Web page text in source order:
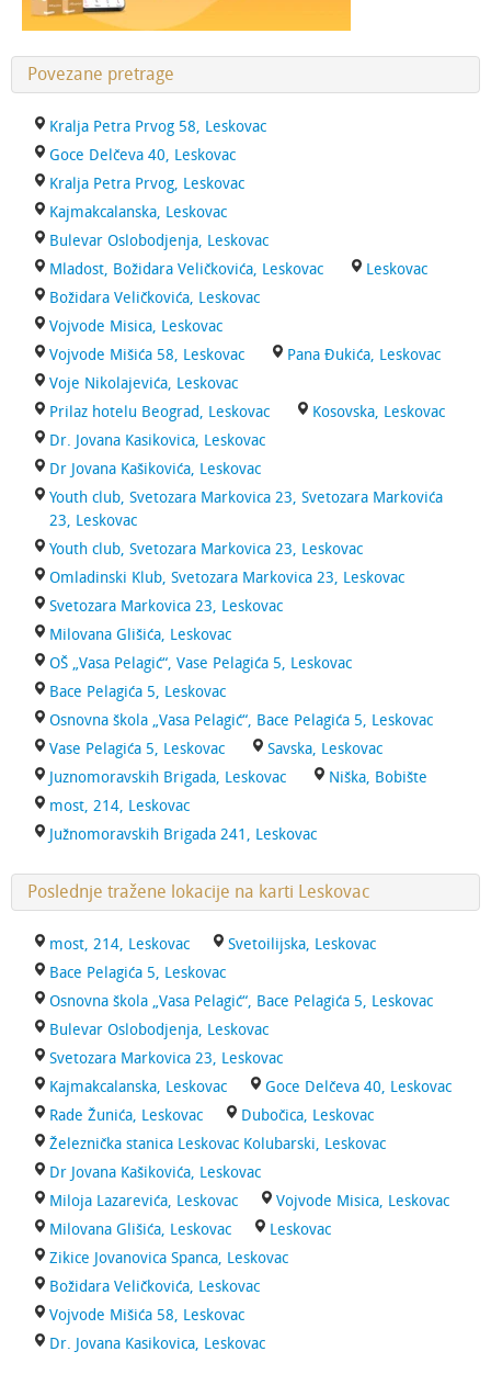
Povezane pretrage
Kralja Petra Prvog 58, Leskovac
Goce Delčeva 40, Leskovac
Kralja Petra Prvog, Leskovac
Kajmakcalanska, Leskovac
Bulevar Oslobodjenja, Leskovac
Mladost, Božidara Veličkovića, Leskovac
Leskovac
Božidara Veličkovića, Leskovac
Vojvode Misica, Leskovac
Vojvode Mišića 58, Leskovac
Pana Đukića, Leskovac
Voje Nikolajevića, Leskovac
Prilaz hotelu Beograd, Leskovac
Kosovska, Leskovac
Dr. Jovana Kasikovica, Leskovac
Dr Jovana Kašikovića, Leskovac
Youth club, Svetozara Markovica 23, Svetozara Markovića
23, Leskovac
Youth club, Svetozara Markovica 23, Leskovac
Omladinski Klub, Svetozara Markovica 23, Leskovac
Svetozara Markovica 23, Leskovac
Milovana Glišića, Leskovac
OŠ „Vasa Pelagić“, Vase Pelagića 5, Leskovac
Bace Pelagića 5, Leskovac
Osnovna škola „Vasa Pelagić“, Bace Pelagića 5, Leskovac
Vase Pelagića 5, Leskovac
Savska, Leskovac
Juznomoravskih Brigada, Leskovac
Niška, Bobište
most, 214, Leskovac
Južnomoravskih Brigada 241, Leskovac
Poslednje tražene lokacije na karti Leskovac
most, 214, Leskovac
Svetoilijska, Leskovac
Bace Pelagića 5, Leskovac
Osnovna škola „Vasa Pelagić“, Bace Pelagića 5, Leskovac
Bulevar Oslobodjenja, Leskovac
Svetozara Markovica 23, Leskovac
Kajmakcalanska, Leskovac
Goce Delčeva 40, Leskovac
Rade Žunića, Leskovac
Dubočica, Leskovac
Železnička stanica Leskovac Kolubarski, Leskovac
Dr Jovana Kašikovića, Leskovac
Miloja Lazarevića, Leskovac
Vojvode Misica, Leskovac
Milovana Glišića, Leskovac
Leskovac
Zikice Jovanovica Spanca, Leskovac
Božidara Veličkovića, Leskovac
Vojvode Mišića 58, Leskovac
Dr. Jovana Kasikovica, Leskovac